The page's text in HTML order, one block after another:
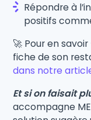
Répondre à
positifs
🚀 Pour en
fiche de son
dans notre
Et si on faisait
accompagne